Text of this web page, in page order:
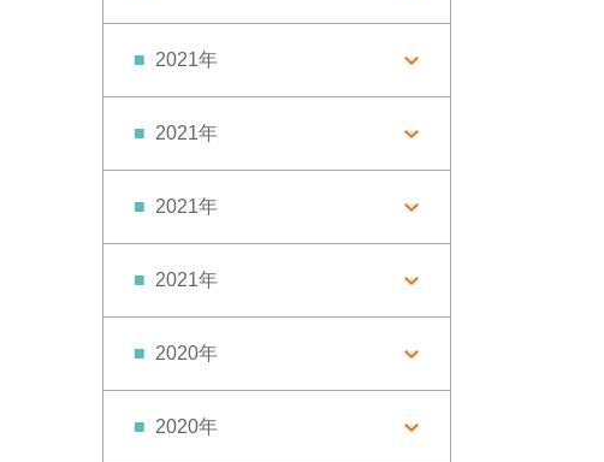
2021年
2021年
2021年
2021年
2020年
2020年